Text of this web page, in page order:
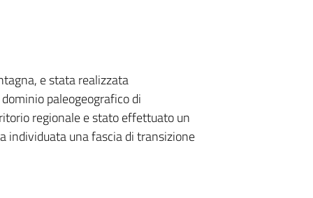
e stata realizzata
paleogeografico di
regionale e stato effettuato un
individuata una fascia di transizione